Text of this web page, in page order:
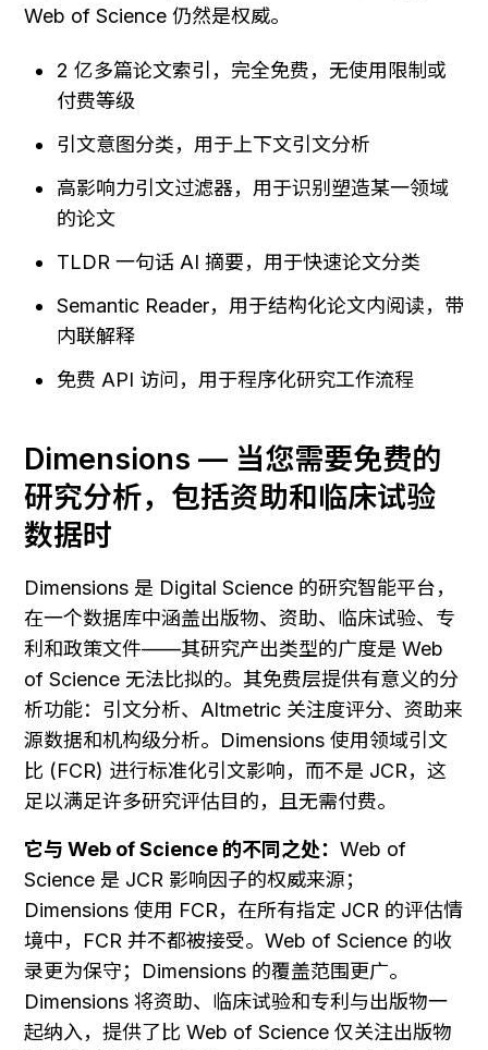
Web of Science 仍然是权威。
2 亿多篇论文索引，完全免费，无使用限制或
付费等级
引文意图分类，用于上下文引文分析
高影响力引文过滤器，用于识别塑造某一领域
的论文
TLDR 一句话 AI 摘要，用于快速论文分类
Semantic Reader，用于结构化论文内阅读，带
内联解释
免费 API 访问，用于程序化研究工作流程
Dimensions — 当您需要免费的
研究分析，包括资助和临床试验
数据时
Dimensions 是 Digital Science 的研究智能平台，
在一个数据库中涵盖出版物、资助、临床试验、专
利和政策文件——其研究产出类型的广度是 Web
of Science 无法比拟的。其免费层提供有意义的分
析功能：引文分析、Altmetric 关注度评分、资助来
源数据和机构级分析。Dimensions 使用领域引文
比 (FCR) 进行标准化引文影响，而不是 JCR，这
足以满足许多研究评估目的，且无需付费。
它与 Web of Science 的不同之处： Web of
Science 是 JCR 影响因子的权威来源；
Dimensions 使用 FCR，在所有指定 JCR 的评估情
境中，FCR 并不都被接受。Web of Science 的收
录更为保守；Dimensions 的覆盖范围更广。
Dimensions 将资助、临床试验和专利与出版物一
起纳入，提供了比 Web of Science 仅关注出版物